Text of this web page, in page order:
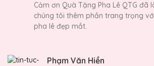
Cảm ơn Quà Tặng Pha Lê QTG đã
chúng tôi thêm phần trang trọng
pha lê đẹp mắt.
Phạm Văn Hiền